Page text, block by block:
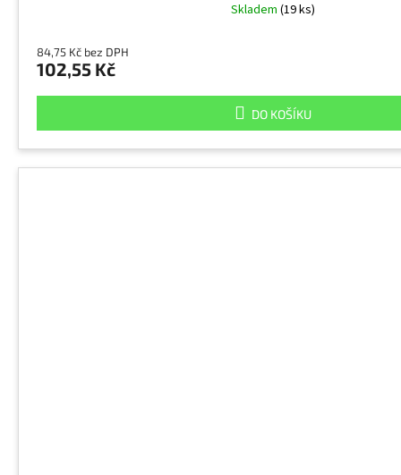
Skladem (19 ks)
84,75 Kč bez DPH
102,55 Kč
DO KOŠÍKU